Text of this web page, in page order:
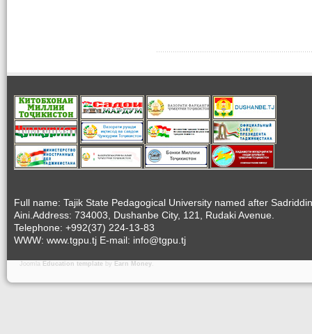
Full name: Tajik State Pedagogical University named after Sadriddin
Aini.Address: 734003, Dushanbe City, 121, Rudaki Avenue.
Telephone: +992(37) 224-13-83
WWW: www.tgpu.tj E-mail: info@tgpu.tj
Joomla Education template by Earn Money.